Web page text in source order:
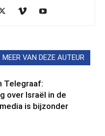
MEER VAN DEZE AUTEUR
Telegraaf:
over Israël in de
is bijzonder